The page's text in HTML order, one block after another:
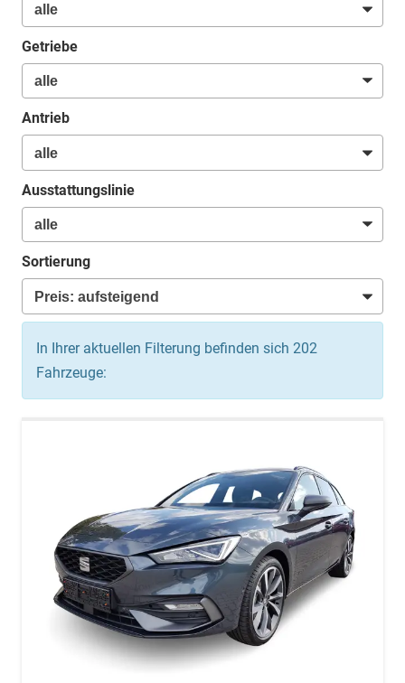
Getriebe
Antrieb
Ausstattungslinie
Sortierung
In Ihrer aktuellen Filterung befinden sich 202
Fahrzeuge: